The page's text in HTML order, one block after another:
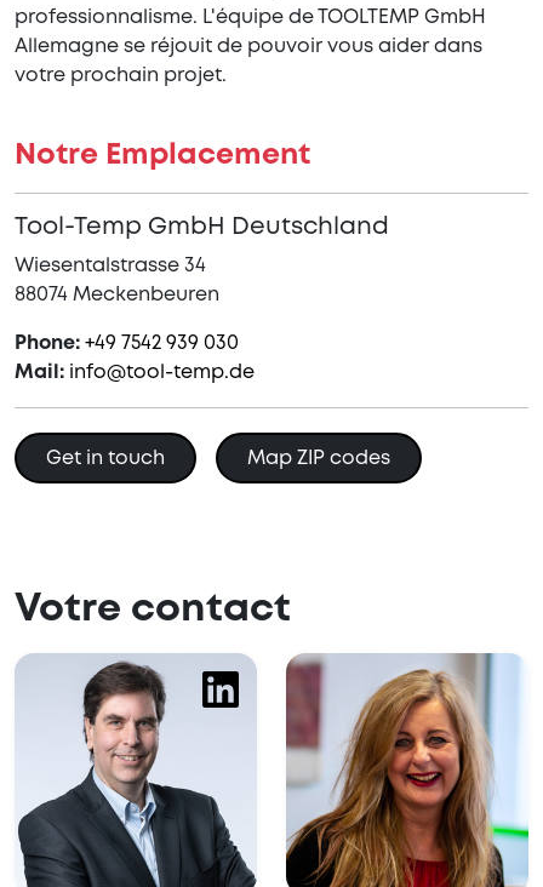
professionnalisme. L'équipe de TOOLTEMP GmbH
Allemagne se réjouit de pouvoir vous aider dans
votre prochain projet.
Notre Emplacement
Tool-Temp GmbH Deutschland
Wiesentalstrasse 34
88074 Meckenbeuren
Phone: +49 7542 939 030
Mail: info@tool-temp.de
Get in touch Map ZIP codes
Votre contact